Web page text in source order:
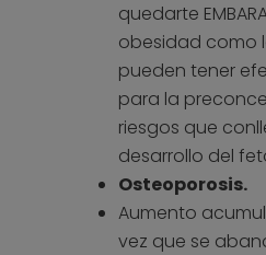
quedarte
obesidad como
pueden tener
para la
riesgos que
desarrollo del
Osteoporosis.
Aumento
vez que se